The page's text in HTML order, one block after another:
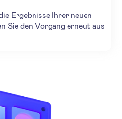
Ergebnisse Ihrer neuen
Sie den Vorgang erneut aus